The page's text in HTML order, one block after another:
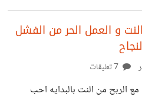
الي النجاح واسباب النجاح والذي
شجعني علي انشاء موقعي الخاص فكرة بزنس ideabz.com
رابط الموقع
و العمل الحر من الفشل
الربح من النت بالبدايه احب